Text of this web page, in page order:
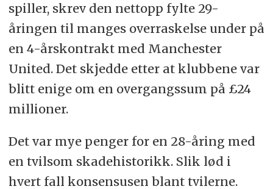
spiller, skrev den nettopp fylte 29-
åringen til manges overraskelse under på
en 4-årskontrakt med Manchester
United. Det skjedde etter at klubbene var
blitt enige om en overgangssum på £24
millioner.
Det var mye penger for en 28-åring med
en tvilsom skadehistorikk. Slik lød i
hvert fall konsensusen blant tvilerne.